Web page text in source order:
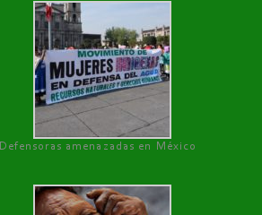
Defensoras amenazadas en México